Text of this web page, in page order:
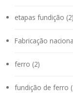
etapas fundição (2)
Fabricação
ferro (2)
fundição de ferro